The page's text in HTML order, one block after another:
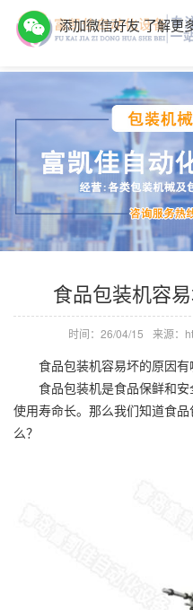
食品包装机容
时间：26/04/15 来源：
食品包装机容易坏的原因有
食品包装机是食品保鲜和安
使用寿命长。那么我们知道食
么？
添加微信好友 了解更